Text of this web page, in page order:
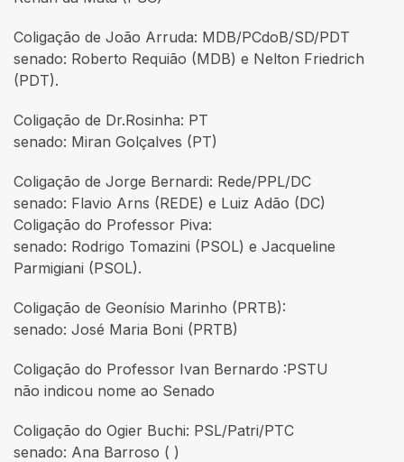
Coligação de João Arruda: MDB/PCdoB/SD/PDT
senado: Roberto Requião (MDB) e Nelton Friedrich
(PDT).
Coligação de Dr.Rosinha: PT
senado: Miran Golçalves (PT)
Coligação de Jorge Bernardi: Rede/PPL/DC
senado: Flavio Arns (REDE) e Luiz Adão (DC)
Coligação do Professor Piva:
senado: Rodrigo Tomazini (PSOL) e Jacqueline
Parmigiani (PSOL).
Coligação de Geonísio Marinho (PRTB):
senado: José Maria Boni (PRTB)
Coligação do Professor Ivan Bernardo :PSTU
não indicou nome ao Senado
Coligação do Ogier Buchi: PSL/Patri/PTC
senado: Ana Barroso ( )